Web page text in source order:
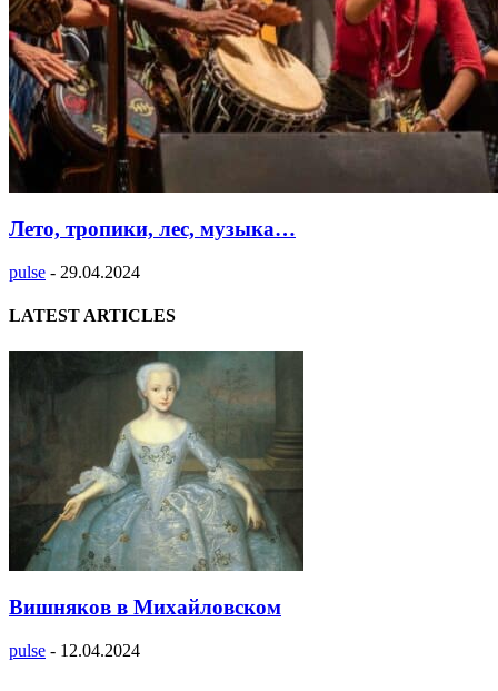
Лето, тропики, лес, музыка…
pulse - 29.04.2024
LATEST ARTICLES
Вишняков в Михайловском
pulse - 12.04.2024